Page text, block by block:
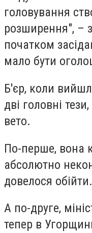
головування
розширення", –
початком
мало бути
Б'єр, коли
дві головні
вето.
По-перше, вона
абсолютно
довелося обійти.
А по-друге,
тепер в